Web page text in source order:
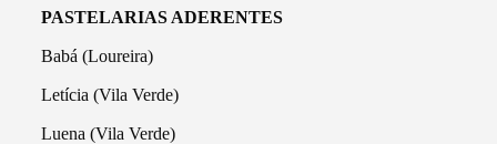
PASTELARIAS ADERENTES
Babá (Loureira)
Letícia (Vila Verde)
Luena (Vila Verde)